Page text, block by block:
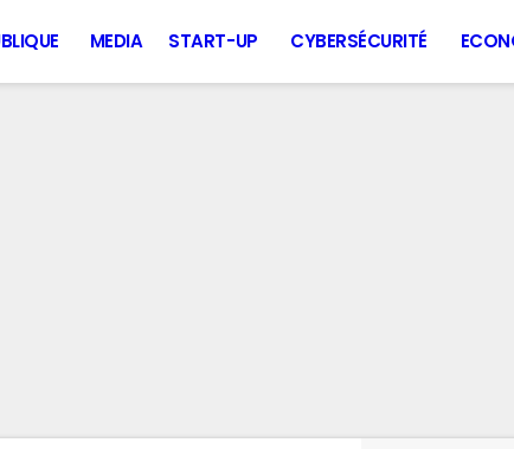
MEDIA START-UP CYBERSÉCURITÉ